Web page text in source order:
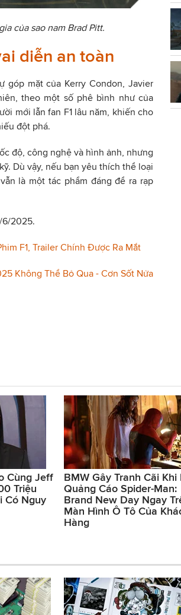
của sao nam Brad Pitt.
diễn an toàn
góp mặt của Kerry Condon, Javier
theo một số phê bình như của
mới lẫn fan F1 lâu năm, khiến cho
đột phá.
độ, công nghệ và hình ảnh, nhưng
Dù vậy, nếu bạn yêu thích thể loại
là một tác phẩm đáng để ra rạp
6/2025.
F1, Trailer Chính Được Ra Mắt
Không Thể Bỏ Qua - Cơn Sốt Nửa
Cùng Jeff
Triệu
Có Nguy
BMW Gây Tranh Cãi Khi
Quảng Cáo Spider-Man:
Brand New Day Ngay
Màn Hình Ô Tô Của
Hàng